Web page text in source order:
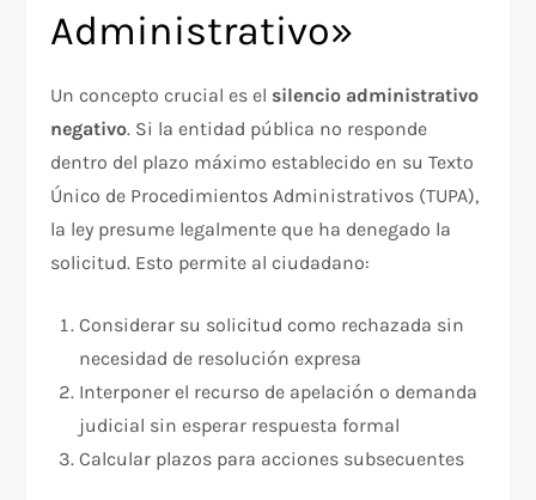
Administrativo»
Un concepto crucial es el silencio administrativo
negativo. Si la entidad pública no responde
dentro del plazo máximo establecido en su Texto
Único de Procedimientos Administrativos (TUPA),
la ley presume legalmente que ha denegado la
solicitud. Esto permite al ciudadano:​
Considerar su solicitud como rechazada sin
necesidad de resolución expresa
Interponer el recurso de apelación o demanda
judicial sin esperar respuesta formal​
Calcular plazos para acciones subsecuentes